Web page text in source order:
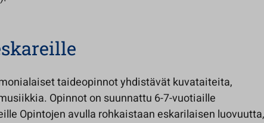
taideopinnot yhdistävät kuvataiteita,
Opinnot on suunnattu 6-7-vuotiaille
Opintojen avulla rohkaistaan eskarilaisen luovuutta,